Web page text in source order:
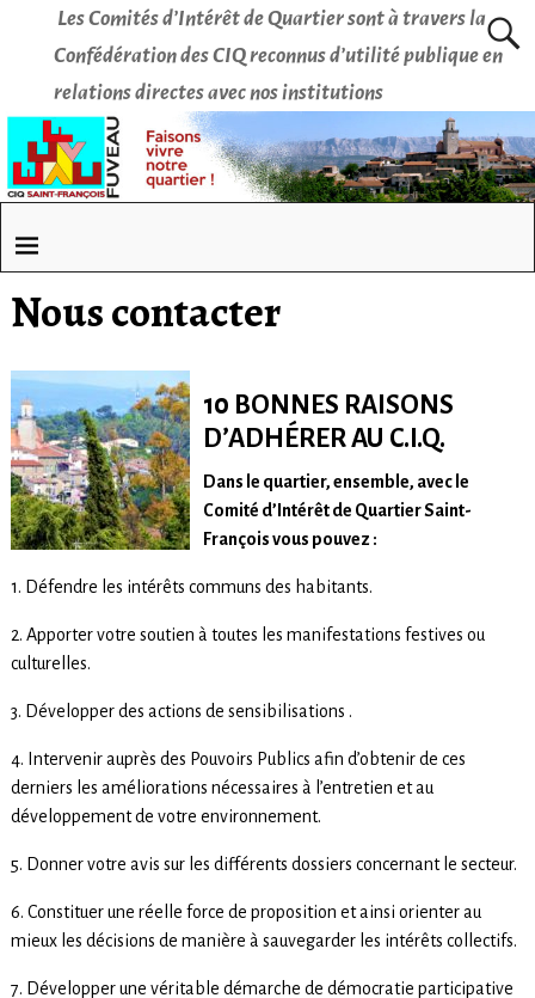
Les Comités d’Intérêt de Quartier sont à travers la
Confédération des CIQ reconnus d’utilité publique en
relations directes avec nos institutions
Nous contacter
10 BONNES RAISONS
D’ADHÉRER AU C.I.Q.
Dans le quartier, ensemble, avec le
Comité d’Intérêt de Quartier Saint-
François vous pouvez :
1. Défendre les intérêts communs des habitants.
2. Apporter votre soutien à toutes les manifestations festives ou
culturelles.
3. Développer des actions de sensibilisations .
4. Intervenir auprès des Pouvoirs Publics afin d’obtenir de ces
derniers les améliorations nécessaires à l’entretien et au
développement de votre environnement.
5. Donner votre avis sur les différents dossiers concernant le secteur.
6. Constituer une réelle force de proposition et ainsi orienter au
mieux les décisions de manière à sauvegarder les intérêts collectifs.
7. Développer une véritable démarche de démocratie participative